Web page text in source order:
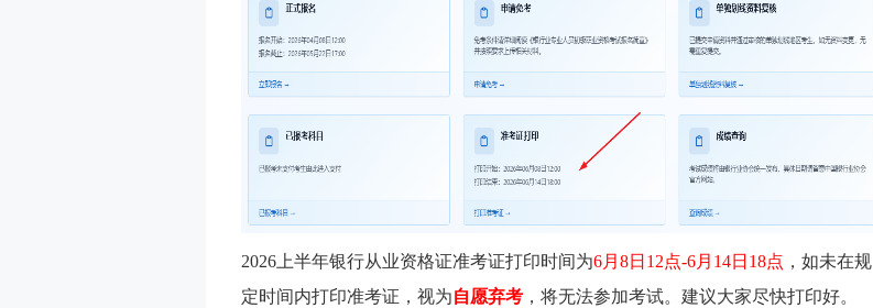
2026上半年银行从业资格证准考证打印时间为6月8日12点-6月14日18点 ，如未在规
定时间内打印准考证，视为自愿弃考 ，将无法参加考试。建议大家尽快打印好。